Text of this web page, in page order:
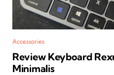
Accessories
Review Keyboard
Minimalis